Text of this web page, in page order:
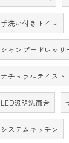
手洗い付きトイレ
シャンプードレッサ
ナチュラルテイスト
LED照明洗面台
システムキッチン